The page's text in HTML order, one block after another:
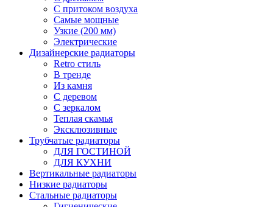
С притоком воздуха
Самые мощные
Узкие (200 мм)
Электрические
Дизайнерские радиаторы
Retro стиль
В тренде
Из камня
С деревом
С зеркалом
Теплая скамья
Эксклюзивные
Трубчатые радиаторы
ДЛЯ ГОСТИНОЙ
ДЛЯ КУХНИ
Вертикальные радиаторы
Низкие радиаторы
Стальные радиаторы